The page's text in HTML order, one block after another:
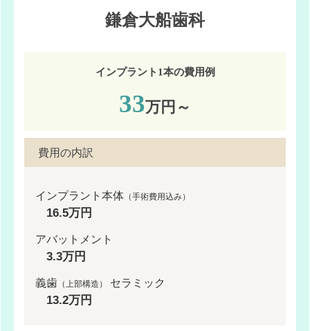
鎌倉大船歯科
インプラント1本の費用例
33万円～
費用の内訳
インプラント本体 （手術費用込み）
16.5万円
アバットメント
3.3万円
義歯 （上部構造） セラミック
13.2万円